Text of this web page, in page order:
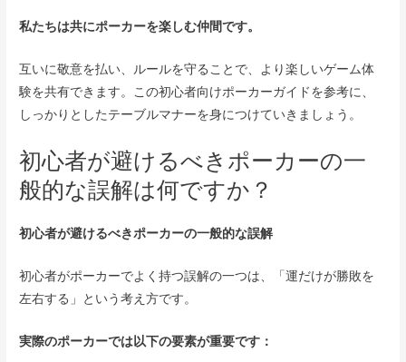
私たちは共にポーカーを楽しむ仲間です。
互いに敬意を払い、ルールを守ることで、より楽しいゲーム体
験を共有できます。この初心者向けポーカーガイドを参考に、
しっかりとしたテーブルマナーを身につけていきましょう。
初心者が避けるべきポーカーの一
般的な誤解は何ですか？
初心者が避けるべきポーカーの一般的な誤解
初心者がポーカーでよく持つ誤解の一つは、「運だけが勝敗を
左右する」という考え方です。
実際のポーカーでは以下の要素が重要です：